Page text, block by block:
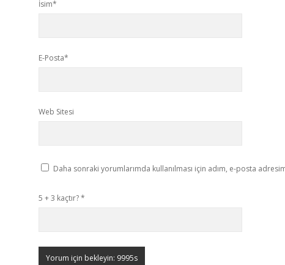
İsim*
E-Posta*
Web Sitesi
Daha sonraki yorumlarımda kullanılması için adım, e-posta
5 + 3 kaçtır?*